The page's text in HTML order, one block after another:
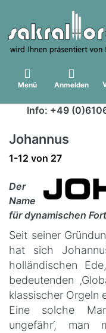
Menü Anmelden
Info: +49
Johannus
Suchergebnisse:
1-12 von 27
Der
Name
für dynamischen
Seit seiner
hat sich
holländischen
bedeutenden
klassischer Orgeln
Eine solche
ungefähr‘,